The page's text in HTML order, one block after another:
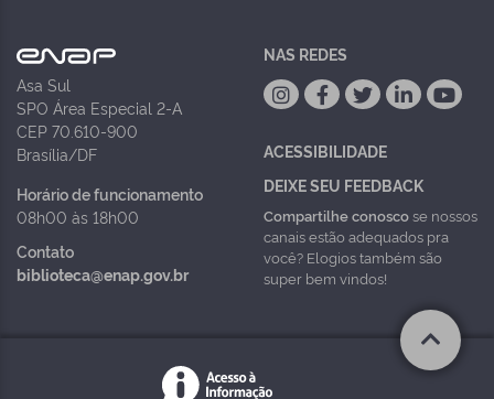
Asa Sul
SPO Área Especial 2-A
CEP 70.610-900
Brasília/DF
Horário de funcionamento
08h00 às 18h00
Contato
biblioteca@enap.gov.br
NAS REDES
ACESSIBILIDADE
DEIXE SEU FEEDBACK
Compartilhe conoscose nossos
canais estão adequados pra
você? Elogios também são
super bem vindos!